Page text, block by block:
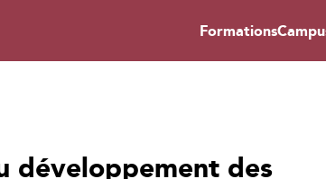
Formations
développement des